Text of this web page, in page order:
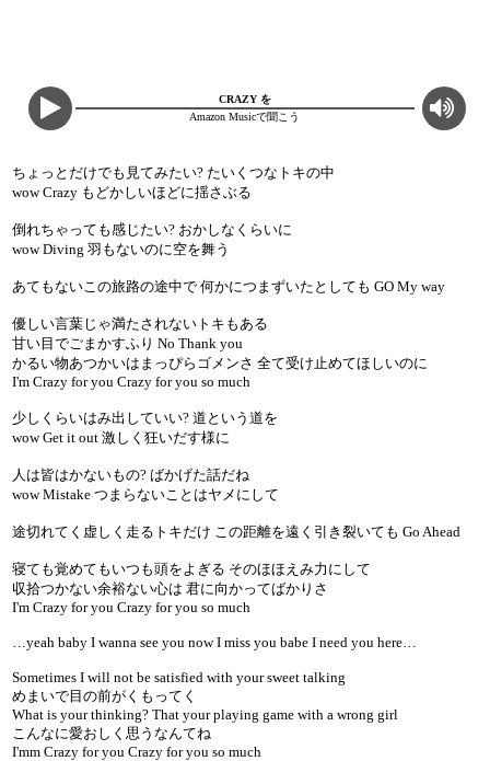
CRAZY を
Amazon Musicで聞こう
ちょっとだけでも見てみたい? たいくつなトキの中
wow Crazy もどかしいほどに揺さぶる
倒れちゃっても感じたい? おかしなくらいに
wow Diving 羽もないのに空を舞う
あてもないこの旅路の途中で 何かにつまずいたとしても GO My way
優しい言葉じゃ満たされないトキもある
甘い目でごまかすふり No Thank you
かるい物あつかいはまっぴらゴメンさ 全て受け止めてほしいのに
I'm Crazy for you Crazy for you so much
少しくらいはみ出していい? 道という道を
wow Get it out 激しく狂いだす様に
人は皆はかないもの? ばかげた話だね
wow Mistake つまらないことはヤメにして
途切れてく虚しく走るトキだけ この距離を遠く引き裂いても Go Ahead
寝ても覚めてもいつも頭をよぎる そのほほえみ力にして
収拾つかない余裕ない心は 君に向かってばかりさ
I'm Crazy for you Crazy for you so much
…yeah baby I wanna see you now I miss you babe I need you here…
Sometimes I will not be satisfied with your sweet talking
めまいで目の前がくもってく
What is your thinking? That your playing game with a wrong girl
こんなに愛おしく思うなんてね
I'mm Crazy for you Crazy for you so much